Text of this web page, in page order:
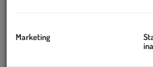
Marketing